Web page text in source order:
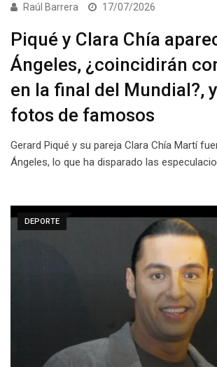
Raúl Barrera 17/07/2026
Piqué y Clara Chía
Ángeles, ¿coincidirán
en la final del Mundial?,
fotos de famosos
Gerard Piqué y su pareja Clara Chía Martí
Ángeles, lo que ha disparado las
DEPORTE